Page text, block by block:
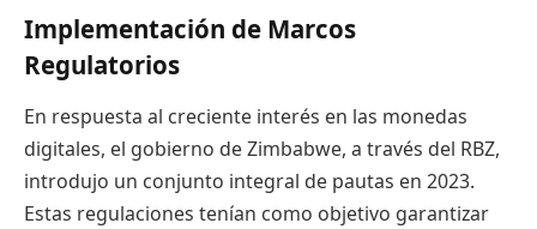
Implementación de Marcos
Regulatorios
En respuesta al creciente interés en las monedas
digitales, el gobierno de Zimbabwe, a través del RBZ,
introdujo un conjunto integral de pautas en 2023.
Estas regulaciones tenían como objetivo garantizar